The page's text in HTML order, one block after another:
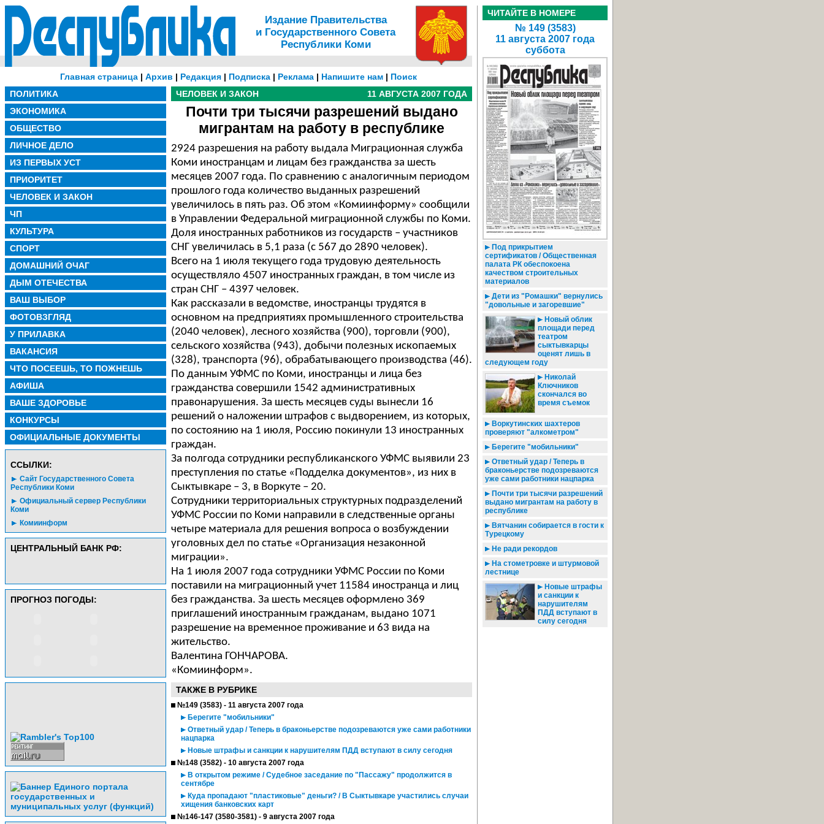
Издание Правительства
и Государственного Совета
Республики Коми
Главная страница | Архив | Редакция | Подписка | Реклама | Напишите нам | Поиск
ПОЛИТИКА
ЭКОНОМИКА
ОБЩЕСТВО
ЛИЧНОЕ ДЕЛО
ИЗ ПЕРВЫХ УСТ
ПРИОРИТЕТ
ЧЕЛОВЕК И ЗАКОН
ЧП
КУЛЬТУРА
СПОРТ
ДОМАШНИЙ ОЧАГ
ДЫМ ОТЕЧЕСТВА
ВАШ ВЫБОР
ФОТОВЗГЛЯД
У ПРИЛАВКА
ВАКАНСИЯ
ЧТО ПОСЕЕШЬ, ТО ПОЖНЕШЬ
АФИША
ВАШЕ ЗДОРОВЬЕ
КОНКУРСЫ
ОФИЦИАЛЬНЫЕ ДОКУМЕНТЫ
CСЫЛКИ:
Сайт Государственного Совета
Республики Коми
Официальный сервер Республики
Коми
Комиинформ
ЦЕНТРАЛЬНЫЙ БАНК РФ:
ПРОГНОЗ ПОГОДЫ:
ЧЕЛОВЕК И ЗАКОН 11 АВГУСТА 2007 ГОДА
Почти три тысячи разрешений выдано
мигрантам на работу в республике
2924 разрешения на работу выдала Миграционная служба
Коми иностранцам и лицам без гражданства за шесть
месяцев 2007 года. По сравнению с аналогичным периодом
прошлого года количество выданных разрешений
увеличилось в пять раз. Об этом «Комиинформу» сообщили
в Управлении Федеральной миграционной службы по Коми.
Доля иностранных работников из государств – участников
СНГ увеличилась в 5,1 раза (с 567 до 2890 человек).
Всего на 1 июля текущего года трудовую деятельность
осуществляло 4507 иностранных граждан, в том числе из
стран СНГ – 4397 человек.
Как рассказали в ведомстве, иностранцы трудятся в
основном на предприятиях промышленного строительства
(2040 человек), лесного хозяйства (900), торговли (900),
сельского хозяйства (943), добычи полезных ископаемых
(328), транспорта (96), обрабатывающего производства (46).
По данным УФМС по Коми, иностранцы и лица без
гражданства совершили 1542 административных
правонарушения. За шесть месяцев суды вынесли 16
решений о наложении штрафов с выдворением, из которых,
по состоянию на 1 июля, Россию покинули 13 иностранных
граждан.
За полгода сотрудники республиканского УФМС выявили 23
преступления по статье «Подделка документов», из них в
Сыктывкаре – 3, в Воркуте – 20.
Сотрудники территориальных структурных подразделений
УФМС России по Коми направили в следственные органы
четыре материала для решения вопроса о возбуждении
уголовных дел по статье «Организация незаконной
миграции».
На 1 июля 2007 года сотрудники УФМС России по Коми
поставили на миграционный учет 11584 иностранца и лиц
без гражданства. За шесть месяцев оформлено 369
приглашений иностранным гражданам, выдано 1071
разрешение на временное проживание и 63 вида на
жительство.
Валентина ГОНЧАРОВА.
«Комиинформ».
ТАКЖЕ В РУБРИКЕ
№149 (3583) - 11 августа 2007 года
Берегите "мобильники"
Ответный удар / Теперь в браконьерстве подозреваются уже сами работники
нацпарка
Новые штрафы и санкции к нарушителям ПДД вступают в силу сегодня
№148 (3582) - 10 августа 2007 года
В открытом режиме / Судебное заседание по "Пассажу" продолжится в
сентябре
Куда пропадают "пластиковые" деньги? / В Сыктывкаре участились случаи
хищения банковских карт
№146-147 (3580-3581) - 9 августа 2007 года
ЧИТАЙТЕ В НОМЕРЕ
№ 149 (3583)
11 августа 2007 года
суббота
Под прикрытием
сертификатов / Общественная
палата РК обеспокоена
качеством строительных
материалов
Дети из "Ромашки" вернулись
"довольные и загоревшие"
Новый облик
площади перед
театром
сыктывкарцы
оценят лишь в
следующем году
Николай
Ключников
скончался во
время съемок
Воркутинских шахтеров
проверяют "алкометром"
Берегите "мобильники"
Ответный удар / Теперь в
браконьерстве подозреваются
уже сами работники нацпарка
Почти три тысячи разрешений
выдано мигрантам на работу в
республике
Вятчанин собирается в гости к
Турецкому
Не ради рекордов
На стометровке и штурмовой
лестнице
Новые штрафы
и санкции к
нарушителям
ПДД вступают в
силу сегодня